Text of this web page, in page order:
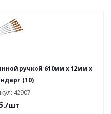
ручкой 610мм x 12мм x
(10)
42907
/шт